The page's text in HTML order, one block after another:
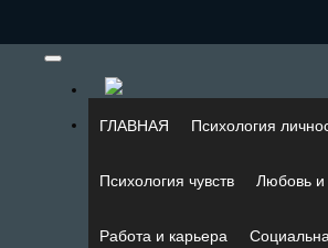
ГЛАВНАЯ Психология
Психология чувств Любовь и
Работа и карьера